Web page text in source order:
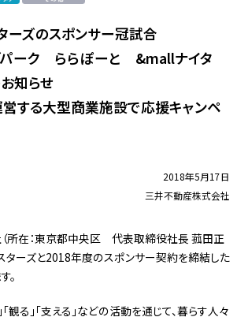
ーズのスポンサー冠試合
パーク ららぽーと &mallナイタ
知らせ
する大型商業施設で応援キャンペ
2018年5月17日
三井不動産株式会社
所在：東京都中央区 代表取締役社長 菰田正
ターズと2018年度のスポンサー契約を締結した
。
「観る」「支える」などの活動を通じて、暮らす人々